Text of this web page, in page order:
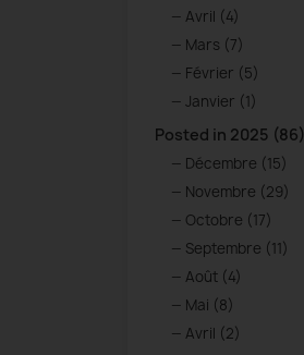
Avril (4)
Mars (7)
Février (5)
Janvier (1)
Posted in 2025 (86)
Décembre (15)
Novembre (29)
Octobre (17)
Septembre (11)
Août (4)
Mai (8)
Avril (2)